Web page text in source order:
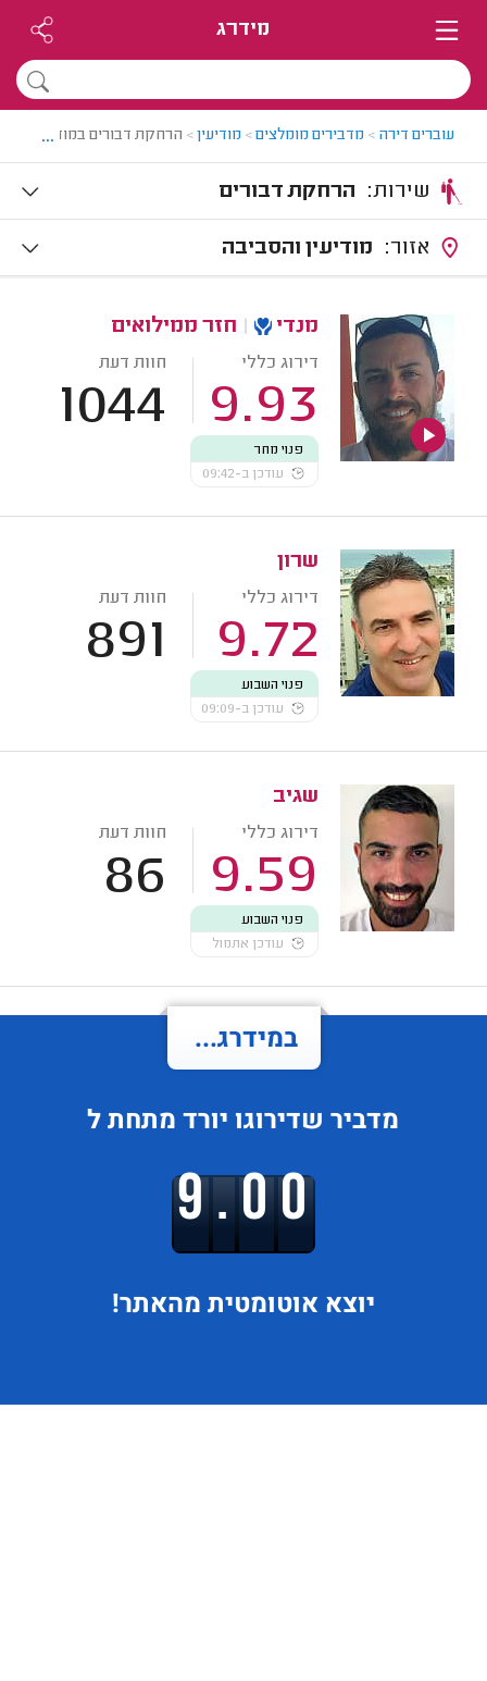
מידרג
עוברים דירה > מדבירים מומלצים> מודיעין> הרחקת דבורים במודיעין
...
הרחקת דבורים
מודיעין והסביבה
מנדי חזר ממילואים
דירוג כללי
9.93
חוות דעת
1044
פנוי מחר
עודכן ב-09:42
שרון
דירוג כללי
9.72
חוות דעת
891
פנוי השבוע
עודכן ב-09:09
שגיב
דירוג כללי
9.59
חוות דעת
86
פנוי השבוע
עודכן אתמול
במידרג...
מדביר שדירוגו יורד מתחת ל
9.00
יוצא אוטומטית מהאתר!